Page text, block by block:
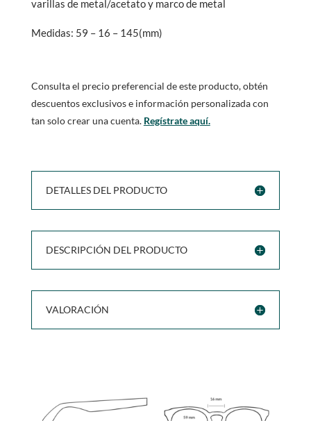
varillas de metal/acetato y marco de metal
Medidas: 59 – 16 – 145(mm)
Consulta el precio preferencial de este producto, obtén
descuentos exclusivos e información personalizada con
tan solo crear una cuenta. Regístrate aquí.
DETALLES DEL PRODUCTO
DESCRIPCIÓN DEL PRODUCTO
VALORACIÓN